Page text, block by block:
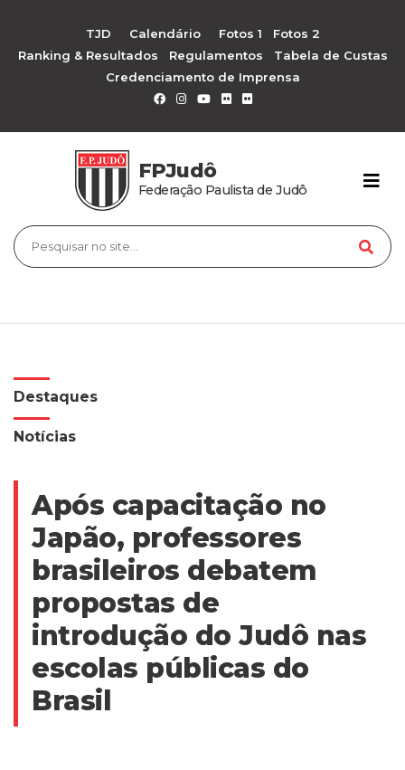
TJD Calendário Fotos 1
Fotos 2
Ranking & Resultados
Regulamentos
Tabela de Custas
Credenciamento de Imprensa
FPJudô
Federação Paulista de Judô
Destaques
Notícias
Após capacitação no
Japão, professores
brasileiros debatem
propostas de
introdução do Judô nas
escolas públicas do
Brasil